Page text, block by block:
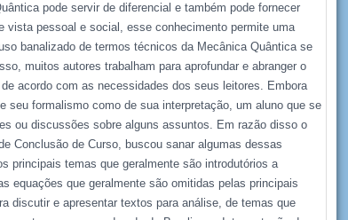
pode servir de diferencial e também pode fornecer
vista pessoal e social, esse conhecimento permite uma
banalizado de termos técnicos da Mecânica Quântica se
muitos autores trabalham para aprofundar e abranger o
acordo com as necessidades dos seus leitores. Embora
formalismo como de sua interpretação, um aluno que se
ou discussões sobre alguns assuntos. Em razão disso o
Conclusão de Curso, buscou sanar algumas dessas
principais temas que geralmente são introdutórios a
equações que geralmente são omitidas pelas principais
discutir e apresentar textos para análise, de temas que